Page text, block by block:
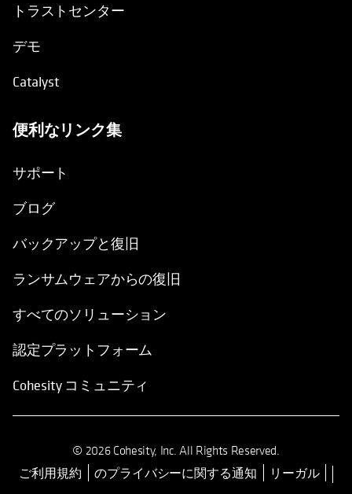
トラストセンター
デモ
Catalyst
便利なリンク集
サポート
ブログ
バックアップと復旧
ランサムウェアからの復旧
すべてのソリューション
認定プラットフォーム
Cohesity コミュニティ
© 2026 Cohesity, Inc. All Rights Reserved.
ご利用規約 新しいタブで開く
のプライバシーに関する通知
リーガル